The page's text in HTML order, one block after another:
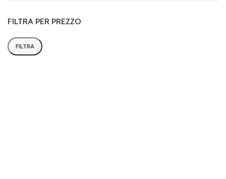
FILTRA PER PREZZO
Prezzo
Prezzo
FILTRA